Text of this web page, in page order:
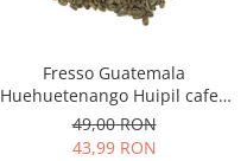
Fresso Guatemala
Huehuetenango Huipil cafea
boabe verde de origine 250g
49,00 RON
43,99 RON